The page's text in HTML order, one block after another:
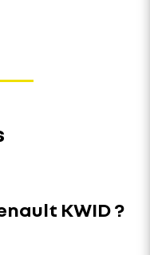
KWID ?